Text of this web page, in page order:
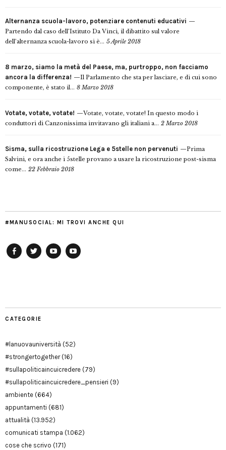
Alternanza scuola-lavoro, potenziare contenuti educativi
Partendo dal caso dell’Istituto Da Vinci, il dibattito sul valore
dell’alternanza scuola-lavoro si è... 5 Aprile 2018
8 marzo, siamo la metà del Paese, ma, purtroppo, non facciamo
ancora la differenza!
Il Parlamento che sta per lasciare, e di cui sono
componente, è stato il... 8 Marzo 2018
Votate, votate, votate!
Votate, votate, votate! In questo modo i
conduttori di Canzonissima invitavano gli italiani a... 2 Marzo 2018
Sisma, sulla ricostruzione Lega e 5stelle non pervenuti
Prima
Salvini, e ora anche i 5stelle provano a usare la ricostruzione post-sisma
come... 22 Febbraio 2018
#MANUSOCIAL: MI TROVI ANCHE QUI
CATEGORIE
#lanuovauniversità (52)
#strongertogether(16)
#sullapoliticaincuicredere (79)
#sullapoliticaincuicredere_pensieri (9)
ambiente (664)
appuntamenti (681)
attualità (13.952)
comunicati stampa (1.062)
cose che scrivo (171)